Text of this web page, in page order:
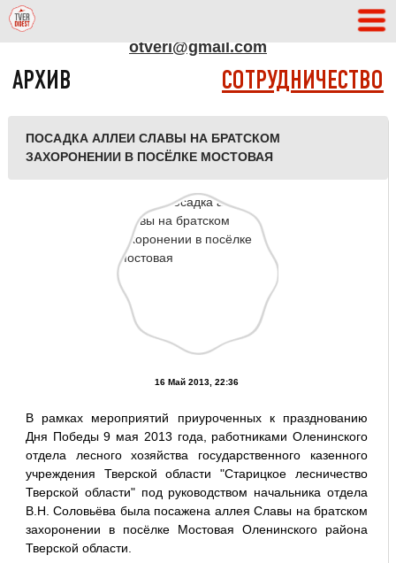
otveri@gmail.com
АРХИВ СОТРУДНИЧЕСТВО
ПОСАДКА АЛЛЕИ СЛАВЫ НА БРАТСКОМ
ЗАХОРОНЕНИИ В ПОСЁЛКЕ МОСТОВАЯ
16 Май 2013, 22:36
В рамках мероприятий приуроченных к празднованию
Дня Победы 9 мая 2013 года, работниками Оленинского
отдела лесного хозяйства государственного казенного
учреждения Тверской области "Старицкое лесничество
Тверской области" под руководством начальника отдела
В.Н. Соловьёва была посажена аллея Славы на братском
захоронении в посёлке Мостовая Оленинского района
Тверской области.